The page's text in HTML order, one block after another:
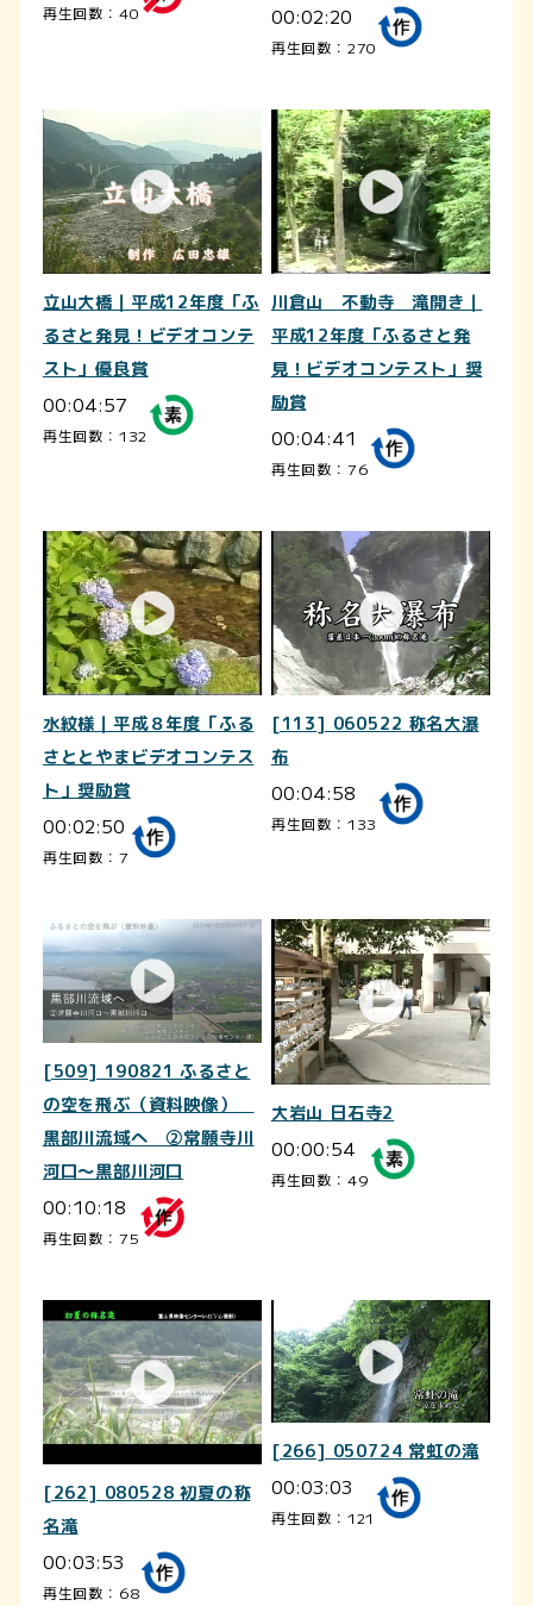
再生回数：40 00:02:20
再生回数：270
立山大橋｜平成12年度「ふ
るさと発見！ビデオコンテ
スト」優良賞
00:04:57
再生回数：132
川倉山 不動寺 滝開き｜
平成12年度「ふるさと発
見！ビデオコンテスト」奨
励賞
00:04:41
再生回数：76
水紋様｜平成８年度「ふる
さととやまビデオコンテス
ト」奨励賞
00:02:50
再生回数：7
[113] 060522 称名大瀑
布
00:04:58
再生回数：133
[509] 190821 ふるさと
の空を飛ぶ（資料映像）
黒部川流域へ ②常願寺川
河口～黒部川河口
00:10:18
再生回数：75
大岩山 日石寺2
00:00:54
再生回数：49
[262] 080528 初夏の称
名滝
00:03:53
再生回数：68
[266] 050724 常虹の滝
00:03:03
再生回数：121